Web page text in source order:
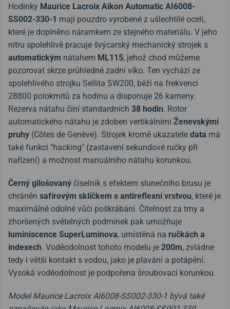
Hodinky Maurice Lacroix Aikon Automatic AI6008-
SS002-330-1 mají pouzdro vyrobené z ušlechtilé oceli,
které je doplněno náramkem ze stejného materiálu. V jeho
nitru spolehlivě pracuje švýcarský mechanický strojek s
automatickým nátahem ML115, jehož chod můžeme
pozorovat skrze průhledné zadní víko. Ten vychází ze
spolehlivého strojku Sellita SW200, běží na frekvenci
28800 polokmitů za hodinu a disponuje 26 kameny.
Rezerva nátahu činí standardních 38 hodin. Rotor
automatického nátahu je zdoben vertikálními Ženevskými
pruhy (Côtes de Genève). Strojek kromě ukazatele data má
také funkci "hacking" (zastavení sekundové ručky při
nařízení) a možnost manuálního nátahu korunkou.
Černý gilošovaný číselník s efektem slunečního brusu je
chráněn safírovým sklíčkem s antireflexní vrstvou, které je
maximálně odolné vůči poškrábání. Čitelnost za tmy a
zhoršených světelných podmínek pak umožňuje
luminiscence SuperLuminova, umístěná na ručkách a
indexech. Voděodolnost tohoto modelu je 200m, zvládne
tedy i větší kontakt s vodou, jako je plavání a potápění.
Vysoká voděodolnost je podpořena šroubovací korunkou.
Model Maurice Lacroix AI6008-SS002-330-1 bývá také